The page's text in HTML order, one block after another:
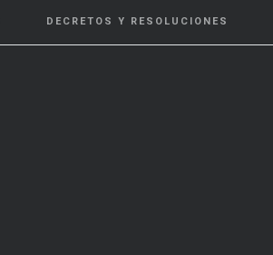
DECRETOS Y RESOLUCIONES